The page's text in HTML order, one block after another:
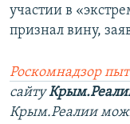
участии в
признал вину,
Роскомнадзор
сайту
Крым.Реалии